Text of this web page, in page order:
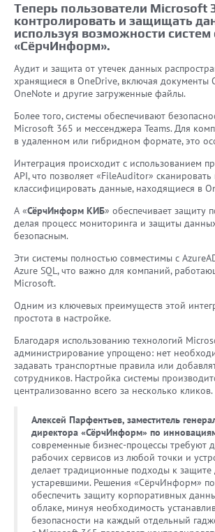
Теперь пользователи Microsoft
контролировать и защищать
используя возможности систем
«СёрчИнформ».
Аудит и защита от утечек данных
хранящиеся в OneDrive, включая документы
OneNote и другие загруженные файлы.
Более того, системы обеспечивают
Microsoft 365 и мессенджера Teams. Для
в удаленном или гибридном формате, это
Интеграция происходит с использованием
API, что позволяет «FileAuditor» сканировать
классифицировать данные, находящиеся в
А «СёрчИнформ КИБ» обеспечивает защиту
делая процесс мониторинга и защиты
безопасным.
Эти системы полностью совместимы с
Azure SQL, что важно для компаний,
Microsoft.
Одним из ключевых преимуществ этой
простота в настройке.
Благодаря использованию технологий
администрирование упрощено: нет
задавать транспортные правила или
сотрудников. Настройка системы
централизованно всего за несколько кликов.
Алексей Парфентьев, заместитель
директора «СёрчИнформ» по
современные бизнес-процессы требуют
рабочих сервисов из любой точки и
делает традиционные подходы к
устаревшими. Решения «СёрчИнформ»
обеспечить защиту корпоративных
облаке, минуя необходимость
безопасности на каждый отдельный